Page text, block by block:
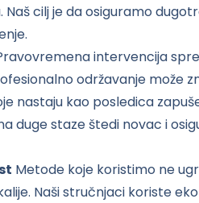
Naš cilj je da osiguramo
intervencija
održavanje može
nastaju kao posledica
duge staze štedi novac i
Metode koje koristimo ne
Naši stručnjaci koriste